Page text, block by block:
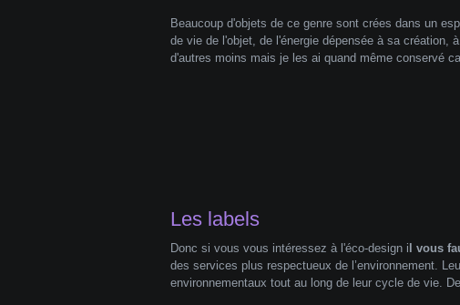
Beaucoup d'objets de ce genre sont crées dans un
de vie de l'objet, de l'énergie dépensée à sa
d'autres moins mais je les ai quand même conservé
Les labels
Donc si vous vous intéressez à l'éco-design i l vous
des services plus respectueux de l’environnement.
environnementaux tout au long de leur cycle de vie.